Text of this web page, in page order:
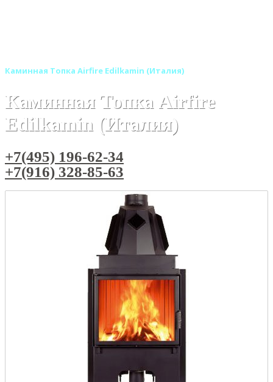
Каминная Топка Airfire Edilkamin (Италия)
Каминная Топка Airfire
Edilkamin (Италия)
+7(495) 196-62-34
+7(916) 328-85-63